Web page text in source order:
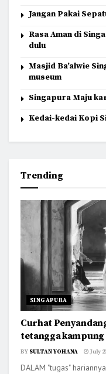
Jangan Pakai
Rasa Aman di
dulu
Masjid Ba’alwie
museum
Singapura Maju
Kedai-kedai Kopi
Trending
SINGAPURA
Curhat
tetangga kampung
BY SULTAN YOHANA July
DALAM "tugas"